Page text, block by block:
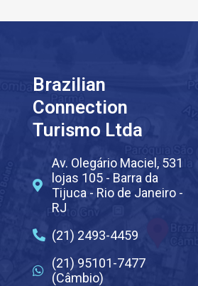
Brazilian
Connection
Turismo Ltda
Av. Olegário Maciel, 531
lojas 105 - Barra da
Tijuca - Rio de Janeiro -
RJ
(21) 2493-4459
(21) 95101-7477
(Câmbio)